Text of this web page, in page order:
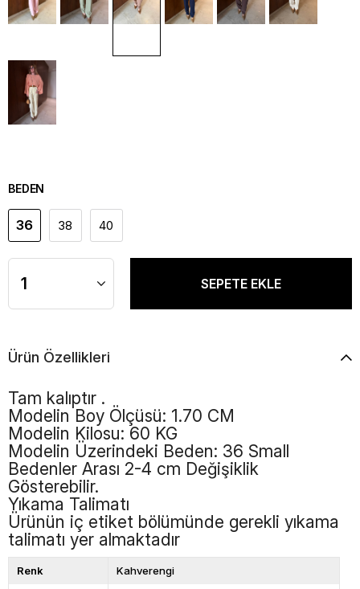
BEDEN
36 38 40
Ürün Özellikleri
Tam kalıptır .
Modelin Boy Ölçüsü: 1.70 CM
Modelin Kilosu: 60 KG
Modelin Üzerindeki Beden: 36 Small
Bedenler Arası 2-4 cm Değişiklik
Gösterebilir.
Yıkama Talimatı
Ürünün iç etiket bölümünde gerekli yıkama
talimatı yer almaktadır
Renk Kahverengi